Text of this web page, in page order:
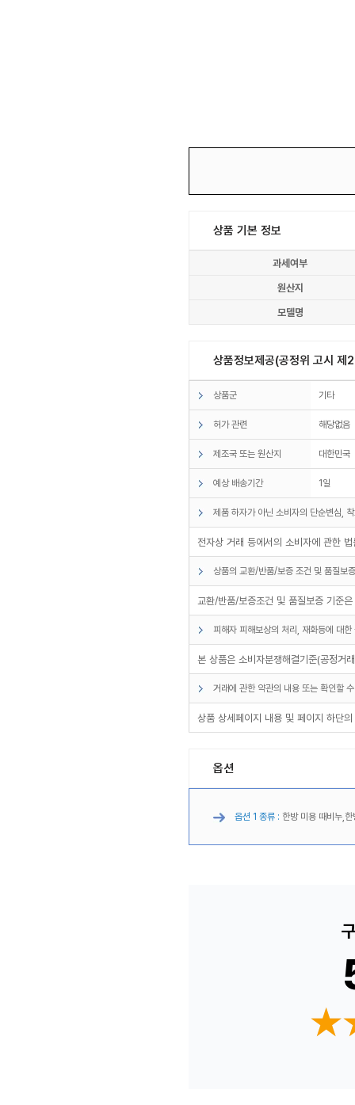
상품 기본 정보
과세여부
원산지
모델명
상품정보제공(공정위 고시
상품군 기타
허가 관련 해당없음
제조국 또는 원산지 대한민국
예상 배송기간 1일
제품 하자가 아닌 소비자의 단순변심,
전자상 거래 등에서의 소비자에 관한
상품의 교환/반품/보증 조건 및 품질보
교환/반품/보증조건 및 품질보증 기준
피해자 피해보상의 처리, 재화등에 대
본 상품은 소비자분쟁해결기준(공정거
거래에 관한 약관의 내용 또는 확인할
상품 상세페이지 내용 및 페이지 하단
옵션
옵션 1 종류 : 한방 미용 때비누,